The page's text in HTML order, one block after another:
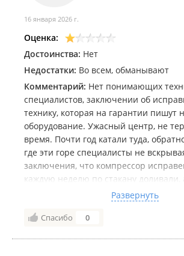
техническому обслуживанию
электрооборудования и
Авторизованный сервисный центр по
Fubag;
Сварог;
Rilon;
Профи;
ПТК.
Сервисный центр "Эдельвейс" - это
профессиональный ремонт
качественно и в оговоренные сроки,
запасные части, гарантия на ремонтные
удобное расположение, бесплатная
16 января 2026 г.
Оценка:
Достоинства: Нет
Недостатки: Во всем, обманывают
Комментарий: Нет понимающих
специалистов, заключении об
технику, которая на гарантии пишут
оборудование. Ужасный центр, не
время. Почти год катали туда,
где эти горе специалисты не
заключения, что компрессор
каждую неделю по стакану доливали,
оказывается норма в их понимании,
в нормальный центр шатун, где
специалисты, сразу выявили
Развернуть
Спасибо 0